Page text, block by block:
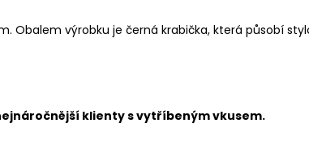
výrobku je černá krabička, která působí
klienty s vytříbeným vkusem.